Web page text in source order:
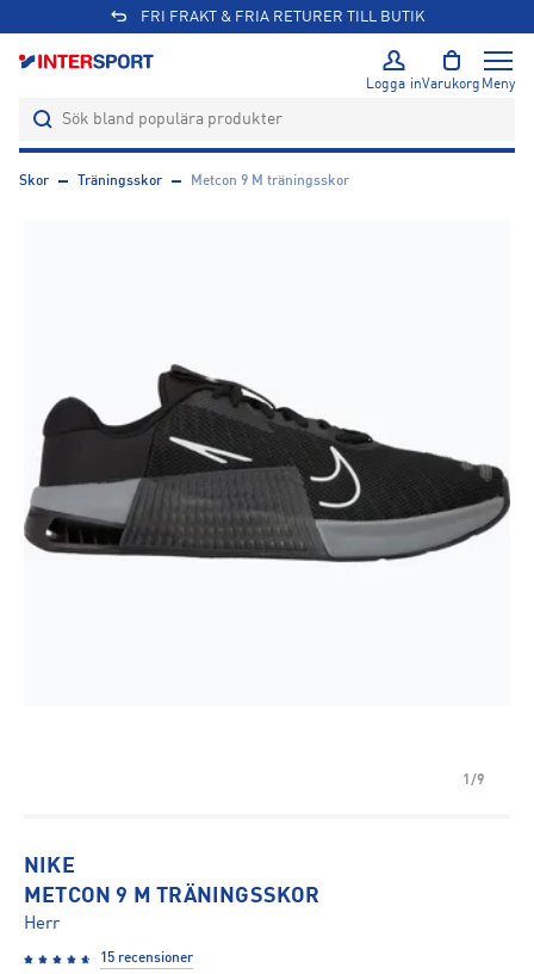
FRI FRAKT & FRIA RETURER TILL BUTIK
Logga inVarukorg Meny
Skor Träningsskor Metcon 9 M träningsskor
1/9
NIKE
METCON 9 M TRÄNINGSSKOR
Herr
15 recensioner